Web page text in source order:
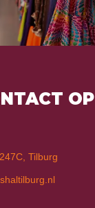
OP
Tilburg